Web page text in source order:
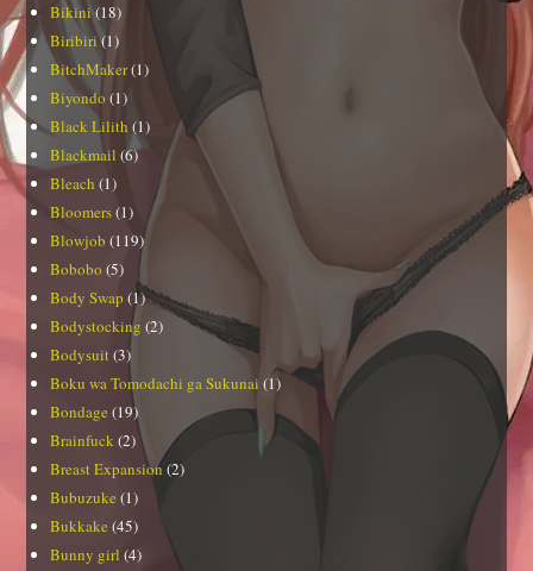
Bikini(18)
Biribiri(1)
BitchMaker(1)
Biyondo (1)
Black Lilith (1)
Blackmail (6)
Bleach (1)
Bloomers(1)
Blowjob (119)
Bobobo (5)
Body Swap (1)
Bodystocking (2)
Bodysuit (3)
Boku wa Tomodachi ga Sukunai (1)
Bondage (19)
Brainfuck (2)
Breast Expansion (2)
Bubuzuke (1)
Bukkake (45)
Bunny girl (4)